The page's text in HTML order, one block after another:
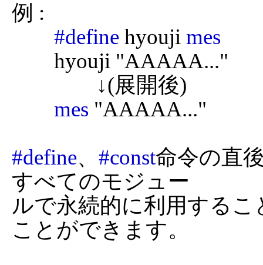
例 :
#define hyouji mes
mes "AAAAA..."
#define、 #const命令の直
すべてのモジュー
ルで永続的に利用する
ことができます。